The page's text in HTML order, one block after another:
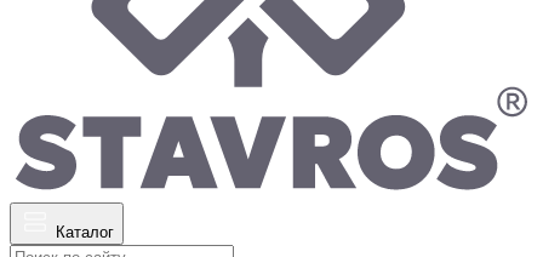
Каталог